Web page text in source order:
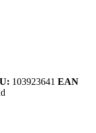
103923641 EAN